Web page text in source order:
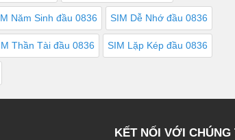
Năm Sinh đầu 0836 SIM Dễ Nhớ đầu 0836
Thần Tài đầu 0836 SIM Lặp Kép đầu 0836
KẾT NỐI VỚI CHÚNG